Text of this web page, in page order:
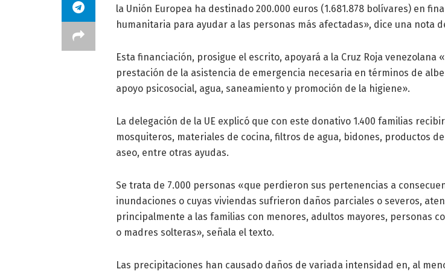
la Unión Europea ha destinado 200.000 euros (1.681.878 bolívares) en
humanitaria para ayudar a las personas más afectadas», dice una nota
Esta financiación, prosigue el escrito, apoyará a la Cruz Roja venezolana
prestación de la asistencia de emergencia necesaria en términos de
apoyo psicosocial, agua, saneamiento y promoción de la higiene».
La delegación de la UE explicó que con este donativo 1.400 familias
mosquiteros, materiales de cocina, filtros de agua, bidones, productos
aseo, entre otras ayudas.
Se trata de 7.000 personas «que perdieron sus pertenencias a
inundaciones o cuyas viviendas sufrieron daños parciales o severos,
principalmente a las familias con menores, adultos mayores, personas
o madres solteras», señala el texto.
Las precipitaciones han causado daños de variada intensidad en, al